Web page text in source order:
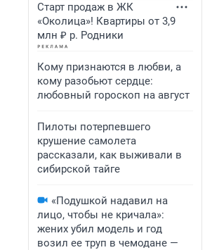
Старт продаж в ЖК
«Околица»! Квартиры от 3,9
млн ₽ р. Родники
Кому признаются в любви, а
кому разобьют сердце:
любовный гороскоп на август
Пилоты потерпевшего
крушение самолета
рассказали, как выживали в
сибирской тайге
«Подушкой надавил на
лицо, чтобы не кричала»:
жених убил модель и год
возил ее труп в чемодане —